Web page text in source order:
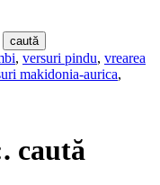
, versuri pindu, vrearea
makidonia-aurica,
caută